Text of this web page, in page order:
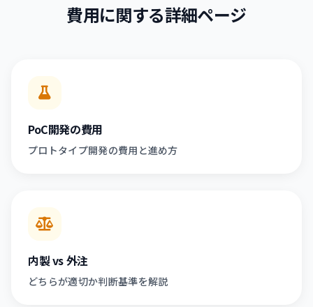
費用に関する詳細ページ
PoC開発の費用
プロトタイプ開発の費用と進め方
内製 vs 外注
どちらが適切か判断基準を解説